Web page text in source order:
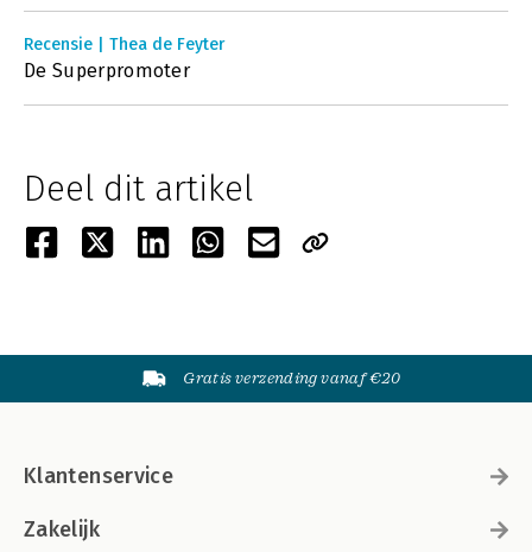
Recensie | Thea de Feyter
De Superpromoter
Deel dit artikel
Gratis verzending vanaf €20
Klantenservice
Zakelijk